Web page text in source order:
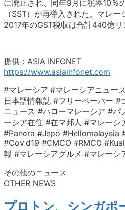
に廃止され、同年9月に税率10％
（SST）が再導入された。マレー
2017年のGST税収は合計440億リ
提供：ASIA INFONET
https://www.asiainfonet.com
#マレーシア #マレーシアニュー
日本語情報誌 #フリーペーパー #
ニュース #ハローマレーシア #パ
ーシア在住 #在マ邦人 #マレーシ
#Panora #Jspo #Hellomalaysia
#Covid19 #CMCO #RMCO
報 #マレーシアグルメ #マレーシ
その他のニュース
OTHER NEWS
プロトン、シンガポ